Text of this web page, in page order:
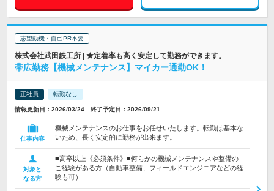
志望動機・自己PR不要
株式会社武田鉄工所 | ★定着率も高く安定して勤務ができます。
帯広勤務【機械メンテナンス】マイカー通勤OK！
正社員 転勤なし
情報更新日：2026/03/24 終了予定日：2026/09/21
仕事内容
機械メンテナンスのお仕事をお任せいたします。転勤は基本な
いため、長く安定的に勤務が出来ます。
対象と
なる方
■高卒以上《必須条件》■何らかの機械メンテナンスや整備の
ご経験がある方（自動車整備、フィールドエンジニアなどの経
験も可）